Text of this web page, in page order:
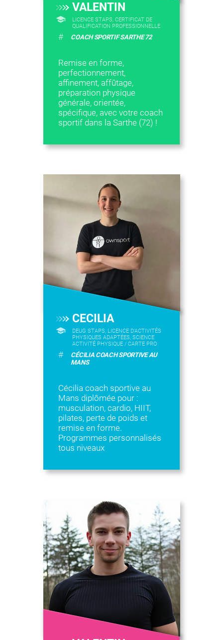
VALENTIN
LICENCE STAPS, CERTIFICAT DE
QUALIFICATION PROFESSIONNELLE
# COACH SPORTIF SARTHE 72
Remise en forme,
perfectionnement,
affinement, affûtage,
préparation physique
générale, orientée,
spécifique, avec votre coach
sportif dans la Sarthe (72) !
CECILIA
DEUG STAPS, LICENCE D’ACTIVITÉS
PHYSIQUES ADAPTÉES, SCIENCE
ACTIVITÉ PHYSIQUE / CARTE PRO
#
CÉCILIA COACH SPORTIVE AU
MANS
Cécilia coach sportive au
Mans diplômée pour :
musculation, cardio, HIIT,
pilates, perte de poids et
remise en forme.
Programmes personnalisés
tous niveaux